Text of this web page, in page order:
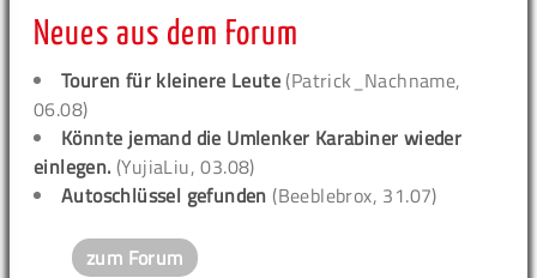
Neues aus dem Forum
Touren für kleinere Leute (Patrick_Nachname,
06.08)
Könnte jemand die Umlenker Karabiner wieder
einlegen. (YujiaLiu, 03.08)
Autoschlüssel gefunden (Beeblebrox, 31.07)
zum Forum